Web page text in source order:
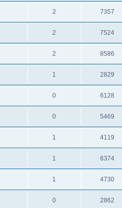
2 7357
2 7524
2 8586
1 2829
0 6128
0 5469
1 4119
1 6374
1 4730
0 2862